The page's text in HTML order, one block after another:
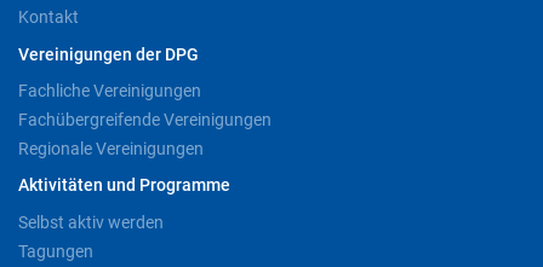
Kontakt
Vereinigungen der DPG
Fachliche Vereinigungen
Fachübergreifende Vereinigungen
Regionale Vereinigungen
Aktivitäten und Programme
Selbst aktiv werden
Tagungen